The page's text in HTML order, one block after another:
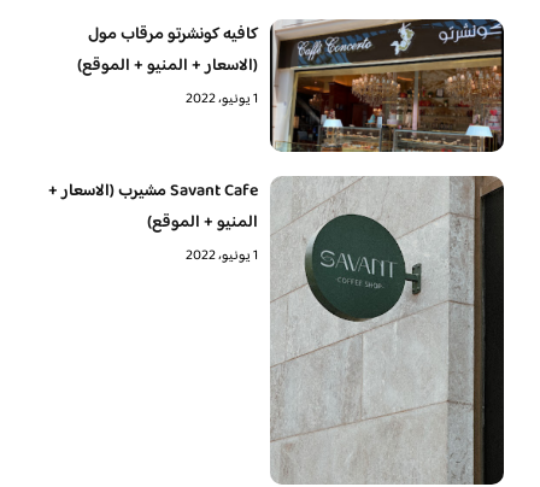
كافيه كونشرتو مرقاب مول
(الاسعار + المنيو + الموقع)
1 يونيو، 2022
Savant Cafe مشيرب (الاسعار +
المنيو + الموقع)
1 يونيو، 2022